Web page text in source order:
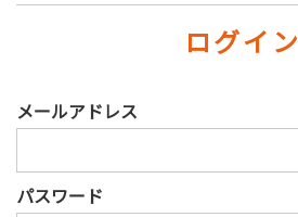
ログイン
メールアドレス
パスワード